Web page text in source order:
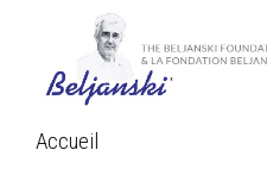
Accueil